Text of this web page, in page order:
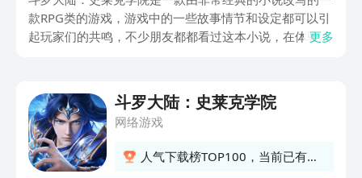
款RPG类的游戏，游戏中的一些故事情节和设定都可以引
起玩家们的共鸣，不少朋友都都看过这本小说，在体验游
更多
斗罗大陆：史莱克学院
网络游戏
人气下载榜TOP100，当前已有